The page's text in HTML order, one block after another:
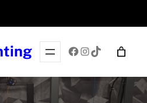
Facebook
Instagram
TikTok